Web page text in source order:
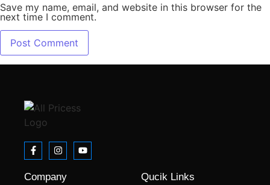
Save my name, email, and website in this browser for the
next time I comment.
Company Qucik Links